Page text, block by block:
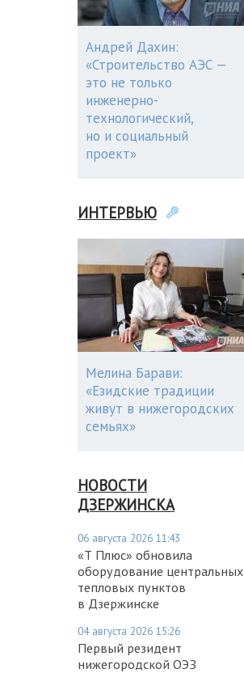
Андрей Дахин:
«Строительство АЭС —
это не только
инженерно-
технологический,
но и социальный
проект»
ИНТЕРВЬЮ
Мелина Барави:
«Езидские традиции
живут в нижегородских
семьях»
НОВОСТИ
ДЗЕРЖИНСКА
06 августа 2026 11:43
«Т Плюс» обновила
оборудование центральных
тепловых пунктов
в Дзержинске
04 августа 2026 15:26
Первый резидент
нижегородской ОЭЗ